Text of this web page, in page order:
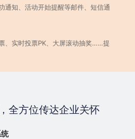
通知、活动开始提醒等邮件、短信通
、实时投票PK、大屏滚动抽奖……提
全方位传达企业关怀